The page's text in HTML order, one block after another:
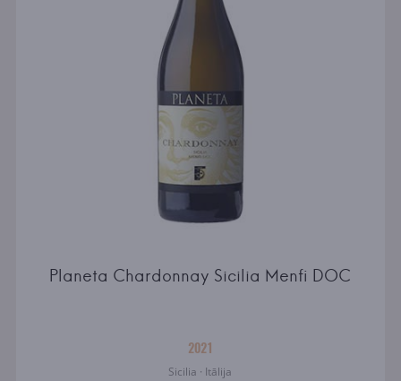
Planeta Chardonnay Sicilia Menfi DOC
2021
Sicilia · Itālija